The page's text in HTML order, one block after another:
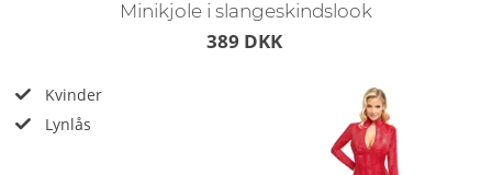
Minikjole i slangeskindslook
389 DKK
Kvinder
Lynlås